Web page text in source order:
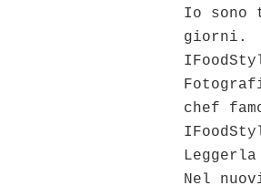
Io sono
giorni.
chef
Nel